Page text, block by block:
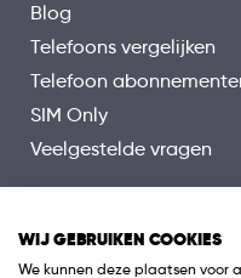
Blog
Telefoons vergelijken
Telefoon
SIM Only
Veelgestelde vragen
WIJ GEBRUIKEN COOKIES
We kunnen deze plaatsen voor